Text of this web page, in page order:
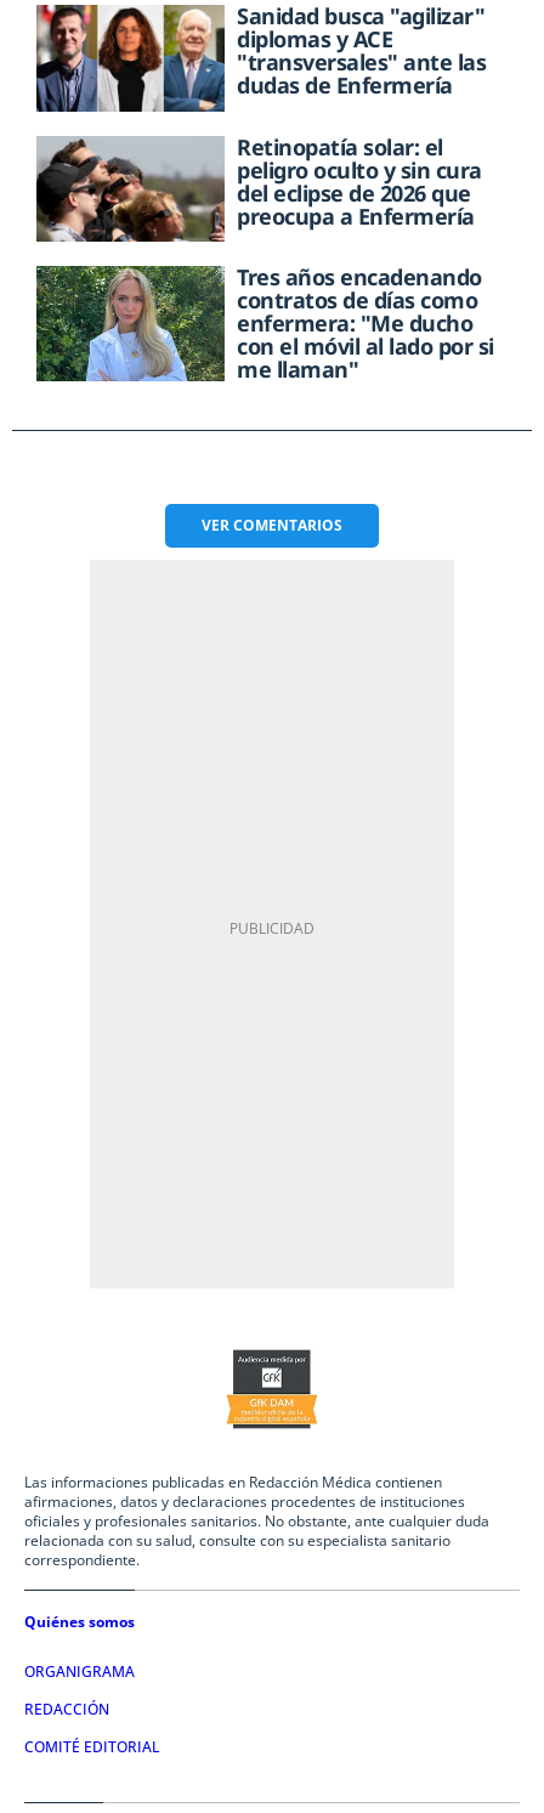
Sanidad busca "agilizar"
diplomas y ACE
"transversales" ante las
dudas de Enfermería
Retinopatía solar: el
peligro oculto y sin cura
del eclipse de 2026 que
preocupa a Enfermería
Tres años encadenando
contratos de días como
enfermera: "Me ducho
con el móvil al lado por si
me llaman"
VERCOMENTARIOS
Las informaciones publicadas en Redacción Médica contienen
afirmaciones, datos y declaraciones procedentes de instituciones
oficiales y profesionales sanitarios. No obstante, ante cualquier duda
relacionada con su salud, consulte con su especialista sanitario
correspondiente.
Quiénes somos
ORGANIGRAMA
REDACCIÓN
COMITÉ EDITORIAL